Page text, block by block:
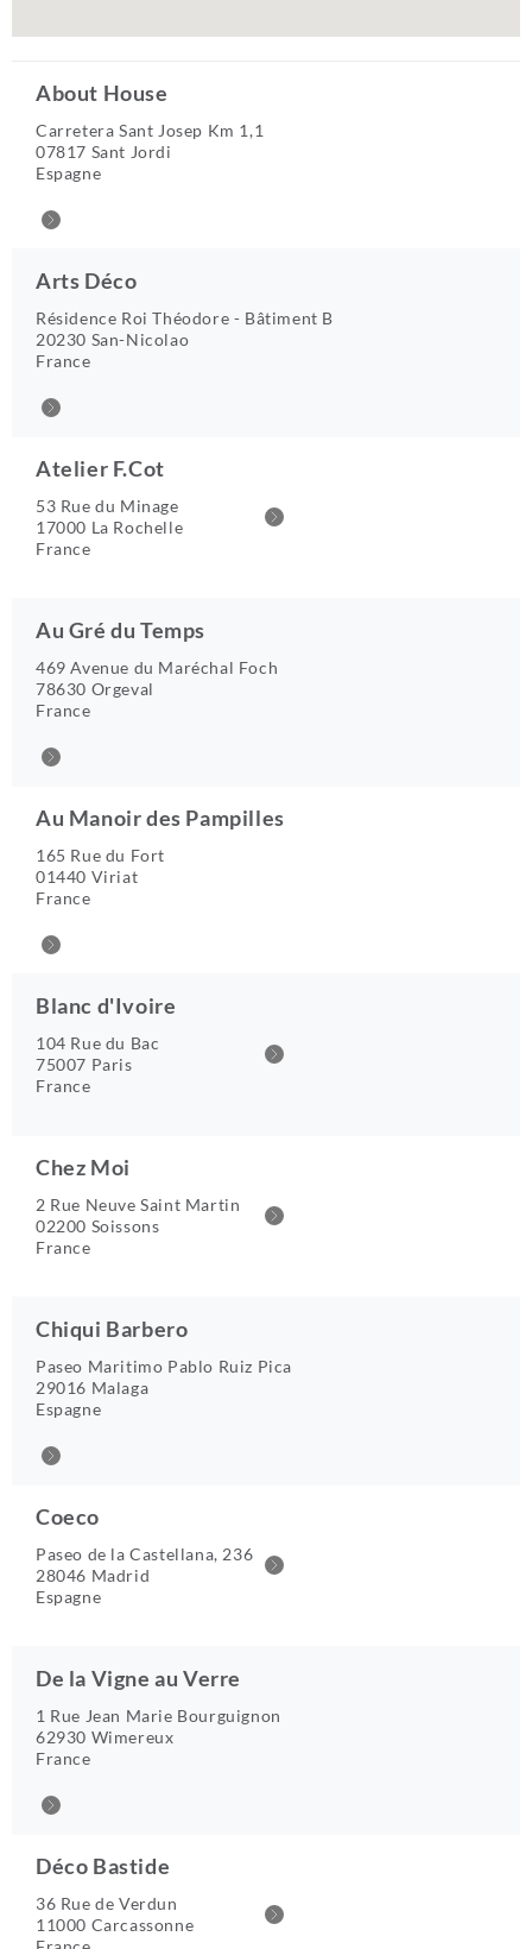
About House
Carretera Sant Josep Km 1,1
07817 Sant Jordi
Espagne
Arts Déco
Résidence Roi Théodore - Bâtiment B
20230 San-Nicolao
France
Atelier F.Cot
53 Rue du Minage
17000 La Rochelle
France
Au Gré du Temps
469 Avenue du Maréchal Foch
78630 Orgeval
France
Au Manoir des Pampilles
165 Rue du Fort
01440 Viriat
France
Blanc d'Ivoire
104 Rue du Bac
75007 Paris
France
Chez Moi
2 Rue Neuve Saint Martin
02200 Soissons
France
Chiqui Barbero
Paseo Maritimo Pablo Ruiz Pica
29016 Malaga
Espagne
Coeco
Paseo de la Castellana, 236
28046 Madrid
Espagne
De la Vigne au Verre
1 Rue Jean Marie Bourguignon
62930 Wimereux
France
Déco Bastide
36 Rue de Verdun
11000 Carcassonne